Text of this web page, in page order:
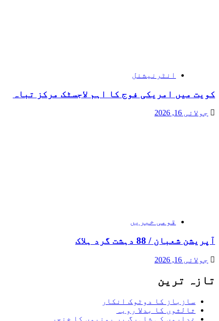
انٹرنیشنل
کویت میں امریکی فوج کا اہم لاجسٹک مرکز تباہ
جولائی 16, 2026
قومی خبریں
آپریشن شعبان / 88 دہشت گرد ہلاک
جولائی 16, 2026
تازہ ترین
سازباز کا دوٹوک انکار
ثالثوں کا بدلا رویہ
غداروں کی شاہرگ پر یمنیوں کا خنجر